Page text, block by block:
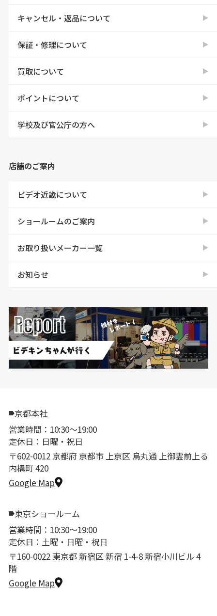
キャンセル・返品について
保証・修理について
買取について
ポイントについて
学校及び官公庁の方へ
店舗のご案内
ビデオ近畿について
ショールームのご案内
お取り扱いメーカー一覧
お知らせ
京都本社
営業時間：10:30〜19:00
定休日：日曜・祝日
〒602-0012 京都府 京都市 上京区 烏丸通 上御霊前上る
内構町 420
Google Map
東京ショールーム
営業時間：10:30〜19:00
定休日：土曜・日曜・祝日
〒160-0022 東京都 新宿区 新宿 1-4-8 新宿小川ビル 4
階
Google Map